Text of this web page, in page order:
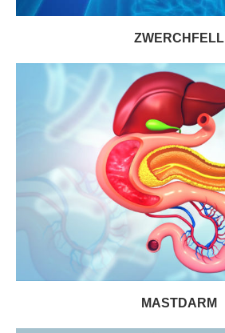
ZWERCHFELL
MASTDARM